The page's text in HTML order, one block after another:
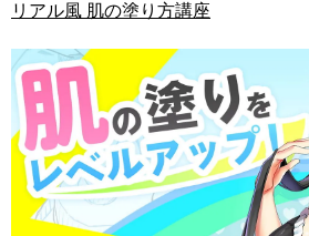
リアル風 肌の塗り方講座